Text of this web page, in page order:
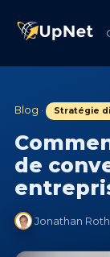
Blog · Stratégie
de
Jonathan